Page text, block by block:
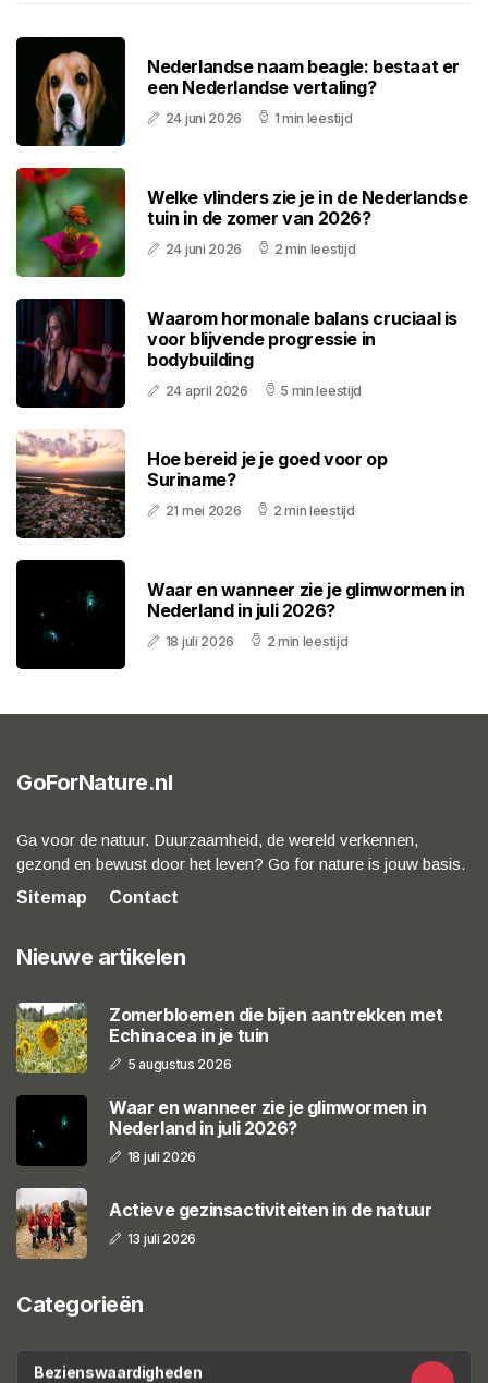
Nederlandse naam beagle: bestaat er
een Nederlandse vertaling?
24 juni 2026 1 min leestijd
Welke vlinders zie je in de Nederlandse
tuin in de zomer van 2026?
24 juni 2026 2 min leestijd
Waarom hormonale balans cruciaal is
voor blijvende progressie in
bodybuilding
24 april 2026 5 min leestijd
Hoe bereid je je goed voor op
Suriname?
21 mei 2026 2 min leestijd
Waar en wanneer zie je glimwormen in
Nederland in juli 2026?
18 juli 2026 2 min leestijd
GoForNature.nl
Ga voor de natuur. Duurzaamheid, de wereld verkennen,
gezond en bewust door het leven? Go for nature is jouw basis.
Sitemap
Contact
Nieuwe artikelen
Zomerbloemen die bijen aantrekken met
Echinacea in je tuin
5 augustus 2026
Waar en wanneer zie je glimwormen in
Nederland in juli 2026?
18 juli 2026
Actieve gezinsactiviteiten in de natuur
13 juli 2026
Categorieën
Bezienswaardigheden